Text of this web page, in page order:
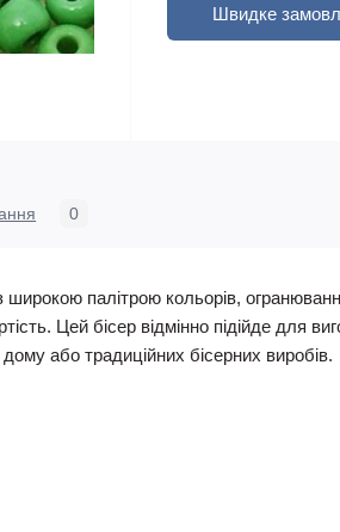
Швидке
0
широкою палітрою кольорів,
Цей бісер відмінно підійде для
або традиційних бісерних виробів.